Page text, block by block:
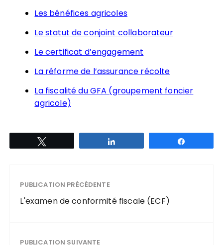
Les bénéfices agricoles
Le statut de conjoint collaborateur
Le certificat d’engagement
La réforme de l’assurance récolte
La fiscalité du GFA (groupement foncier
agricole)
PUBLICATION PRÉCÉDENTE
L'examen de conformité fiscale (ECF)
PUBLICATION SUIVANTE